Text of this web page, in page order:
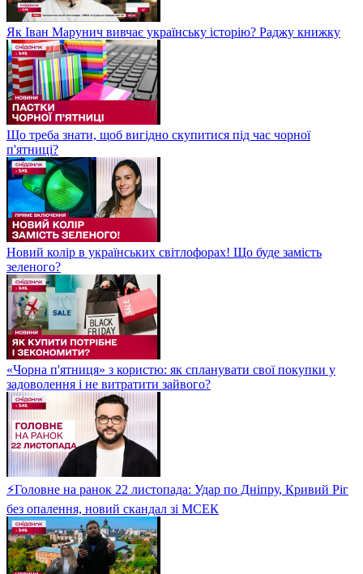
Як Іван Марунич вивчає українську історію? Раджу книжку
Що треба знати, щоб вигідно скупитися під час чорної
п'ятниці?
Новий колір в українських світлофорах! Що буде замість
зеленого?
«Чорна п'ятниця» з користю: як спланувати свої покупки у
задоволення і не витратити зайвого?
⚡Головне на ранок 22 листопада: Удар по Дніпру, Кривий Ріг
без опалення, новий скандал зі МСЕК